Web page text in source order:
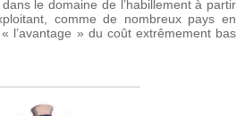
le domaine de l’habillement à partir
comme de nombreux pays en
l’avantage » du coût extrêmement bas